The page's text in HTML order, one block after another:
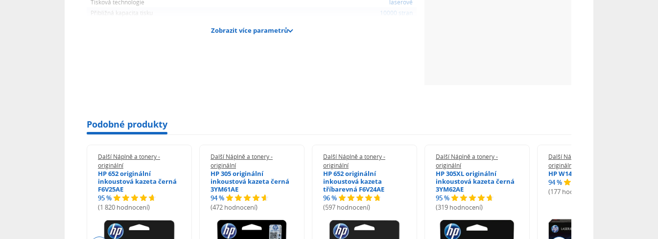
Tisková technologie
laserové
Přibližná kapacita tisku
10000 stran
Zobrazit více parametrů
Podobné produkty
Další Náplně a tonery -
originální
HP 652 originální
inkoustová kazeta černá
F6V25AE
95 %
(1 820 hodnocení)
Další Náplně a tonery -
originální
HP 305 originální
inkoustová kazeta černá
3YM61AE
94 %
(472 hodnocení)
Další Náplně a tonery -
originální
HP 652 originální
inkoustová kazeta
tříbarevná F6V24AE
96 %
(597 hodnocení)
Další Náplně a tonery -
originální
HP 305XL originální
inkoustová kazeta černá
3YM62AE
95 %
(319 hodnocení)
Další Náplně a tonery -
originální
HP W1420A - originální
94 %
(177 hodnocení)